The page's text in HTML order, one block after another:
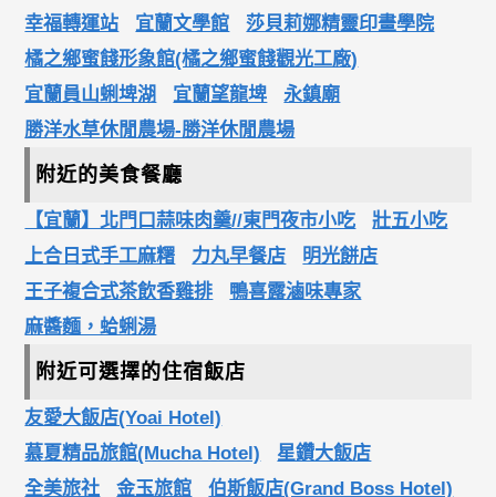
幸福轉運站
宜蘭文學館
莎貝莉娜精靈印畫學院
橘之鄉蜜餞形象館(橘之鄉蜜餞觀光工廠)
宜蘭員山蜊埤湖
宜蘭望龍埤
永鎮廟
勝洋水草休閒農場-勝洋休閒農場
附近的美食餐廳
【宜蘭】北門口蒜味肉羹//東門夜市小吃
壯五小吃
上合日式手工麻糬
力丸早餐店
明光餅店
王子複合式茶飲香雞排
鴨喜露滷味專家
麻醬麵，蛤蜊湯
附近可選擇的住宿飯店
友愛大飯店(Yoai Hotel)
慕夏精品旅館(Mucha Hotel)
星鑽大飯店
全美旅社
金玉旅館
伯斯飯店(Grand Boss Hotel)